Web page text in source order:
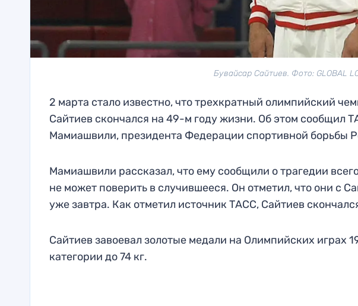
Бувайсар Сайтиев. Фото: GLOBAL
2 марта стало известно, что трехкратный олимпийский
Сайтиев скончался на 49-м году жизни. Об этом сообщил
Мамиашвили, президента Федерации спортивной борьбы
Мамиашвили рассказал, что ему сообщили о трагедии
не может поверить в случившееся. Он отметил, что они с
уже завтра. Как отметил источник ТАСС, Сайтиев
Сайтиев завоевал золотые медали на Олимпийских играх
категории до 74 кг.